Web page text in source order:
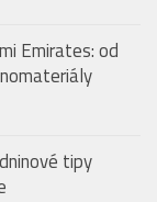
Emirates: od
tipy